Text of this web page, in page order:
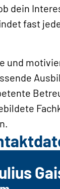
dein
fast
und